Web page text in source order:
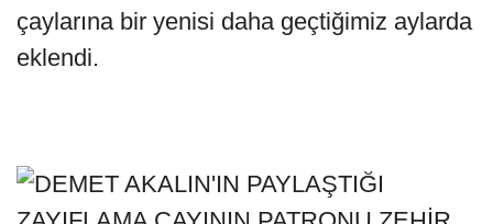
çaylarına bir yenisi daha geçtiğimiz aylarda
eklendi.